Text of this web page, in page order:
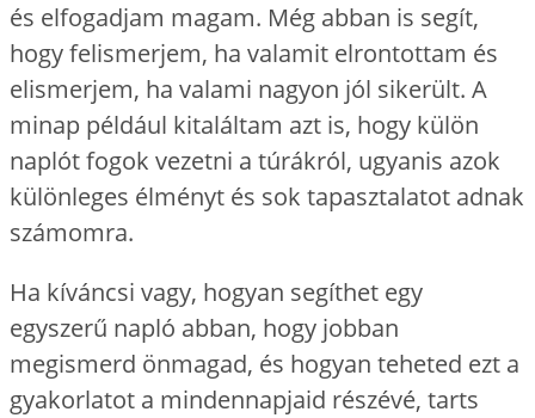
és elfogadjam magam. Még abban is segít,
hogy felismerjem, ha valamit elrontottam és
elismerjem, ha valami nagyon jól sikerült. A
minap például kitaláltam azt is, hogy külön
naplót fogok vezetni a túrákról, ugyanis azok
különleges élményt és sok tapasztalatot adnak
számomra.
Ha kíváncsi vagy, hogyan segíthet egy
egyszerű napló abban, hogy jobban
megismerd önmagad, és hogyan teheted ezt a
gyakorlatot a mindennapjaid részévé, tarts